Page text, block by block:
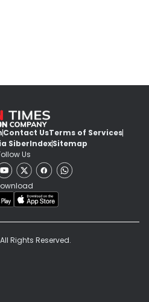
Contact UsTerms of Services
SiberIndexSitemap
Us
Rights Reserved.